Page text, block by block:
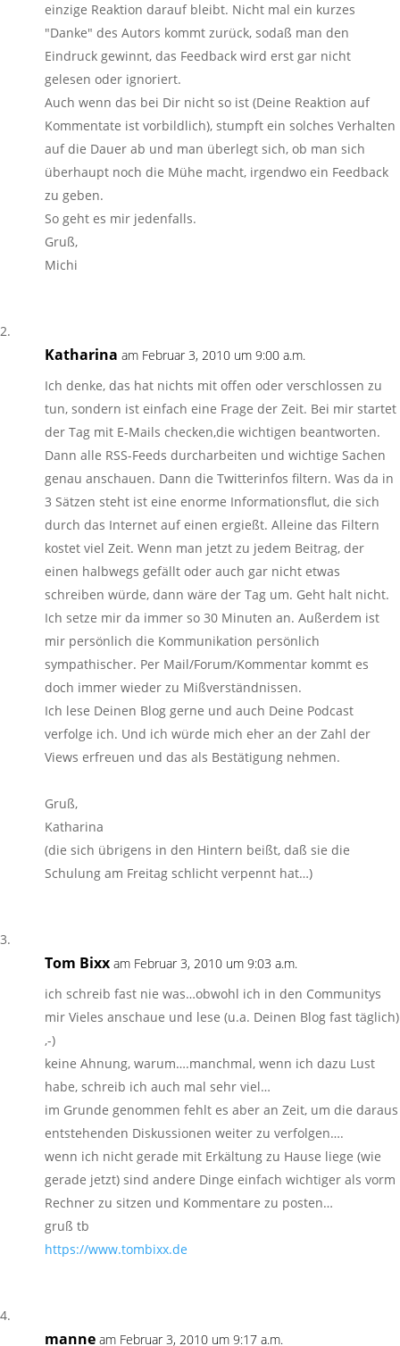
einzige Reaktion darauf bleibt. Nicht mal ein kurzes
"Danke" des Autors kommt zurück, sodaß man den
Eindruck gewinnt, das Feedback wird erst gar nicht
gelesen oder ignoriert.
Auch wenn das bei Dir nicht so ist (Deine Reaktion auf
Kommentate ist vorbildlich), stumpft ein solches Verhalten
auf die Dauer ab und man überlegt sich, ob man sich
überhaupt noch die Mühe macht, irgendwo ein Feedback
zu geben.
So geht es mir jedenfalls.
Gruß,
Michi
Katharina am Februar 3, 2010 um 9:00 a.m.
Ich denke, das hat nichts mit offen oder verschlossen zu
tun, sondern ist einfach eine Frage der Zeit. Bei mir startet
der Tag mit E-Mails checken,die wichtigen beantworten.
Dann alle RSS-Feeds durcharbeiten und wichtige Sachen
genau anschauen. Dann die Twitterinfos filtern. Was da in
3 Sätzen steht ist eine enorme Informationsflut, die sich
durch das Internet auf einen ergießt. Alleine das Filtern
kostet viel Zeit. Wenn man jetzt zu jedem Beitrag, der
einen halbwegs gefällt oder auch gar nicht etwas
schreiben würde, dann wäre der Tag um. Geht halt nicht.
Ich setze mir da immer so 30 Minuten an. Außerdem ist
mir persönlich die Kommunikation persönlich
sympathischer. Per Mail/Forum/Kommentar kommt es
doch immer wieder zu Mißverständnissen.
Ich lese Deinen Blog gerne und auch Deine Podcast
verfolge ich. Und ich würde mich eher an der Zahl der
Views erfreuen und das als Bestätigung nehmen.
Gruß,
Katharina
(die sich übrigens in den Hintern beißt, daß sie die
Schulung am Freitag schlicht verpennt hat…)
Tom Bixx am Februar 3, 2010 um 9:03 a.m.
ich schreib fast nie was…obwohl ich in den Communitys
mir Vieles anschaue und lese (u.a. Deinen Blog fast täglich)
,-)
keine Ahnung, warum….manchmal, wenn ich dazu Lust
habe, schreib ich auch mal sehr viel…
im Grunde genommen fehlt es aber an Zeit, um die daraus
entstehenden Diskussionen weiter zu verfolgen….
wenn ich nicht gerade mit Erkältung zu Hause liege (wie
gerade jetzt) sind andere Dinge einfach wichtiger als vorm
Rechner zu sitzen und Kommentare zu posten…
gruß tb
https://www.tombixx.de
manne am Februar 3, 2010 um 9:17 a.m.